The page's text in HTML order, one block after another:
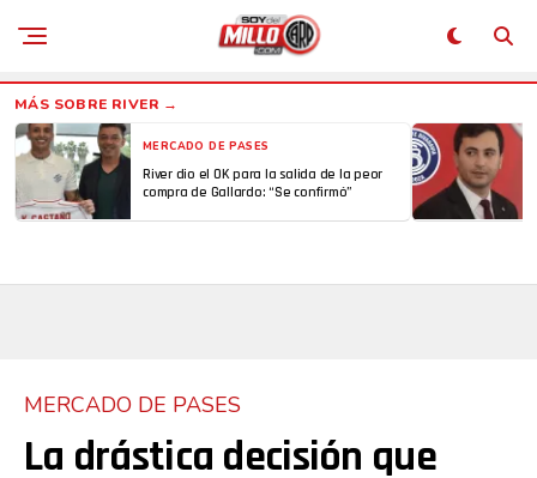
MERCADO DE PASES
River dio el OK para la salida de la peor
compra de Gallardo: “Se confirmó”
MERCADO DE PASES
La drástica decisión que